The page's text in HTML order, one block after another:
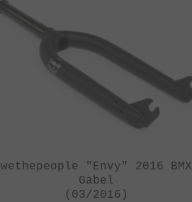
wethepeople "Envy" 2016 BMX
Gabel
(03/2016)